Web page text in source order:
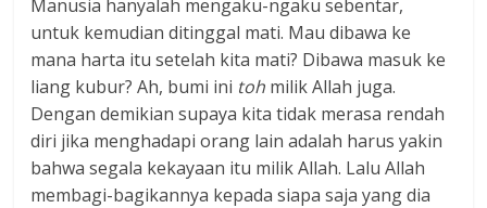
Manusia hanyalah mengaku-ngaku sebentar,
untuk kemudian ditinggal mati. Mau dibawa ke
mana harta itu setelah kita mati? Dibawa masuk ke
liang kubur? Ah, bumi ini toh milik Allah juga.
Dengan demikian supaya kita tidak merasa rendah
diri jika menghadapi orang lain adalah harus yakin
bahwa segala kekayaan itu milik Allah. Lalu Allah
membagi-bagikannya kepada siapa saja yang dia